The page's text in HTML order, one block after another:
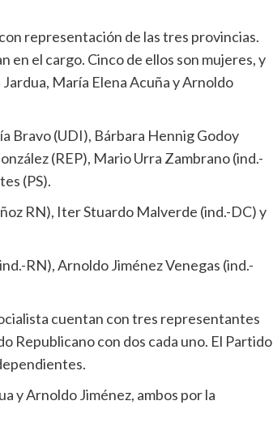
representación de las tres provincias.
el cargo. Cinco de ellos son mujeres, y
María Elena Acuña y Arnoldo
Bravo (UDI), Bárbara Hennig Godoy
(REP), Mario Urra Zambrano (ind.-
(PS).
RN), Iter Stuardo Malverde (ind.-DC) y
RN), Arnoldo Jiménez Venegas (ind.-
cuentan con tres representantes
Republicano con dos cada uno. El Partido
y Arnoldo Jiménez, ambos por la